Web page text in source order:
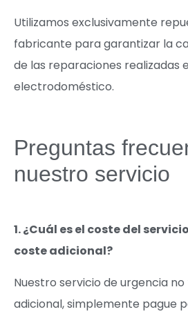
Utilizamos exclusivamente
fabricante para garantizar la
de las reparaciones realizadas
electrodoméstico.
Preguntas
nuestro servicio
1. ¿Cuál es el coste del
coste adicional?
Nuestro servicio de urgencia
adicional, simplemente pague